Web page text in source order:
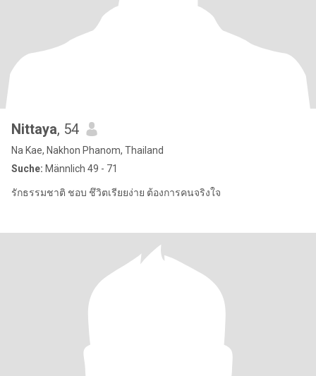
Nittaya, 54
Na Kae, Nakhon Phanom, Thailand
Suche: Männlich 49 - 71
รักธรรมชาติ ชอบ ชึวิตเรียยง่าย ต้องการคนจริงใจ